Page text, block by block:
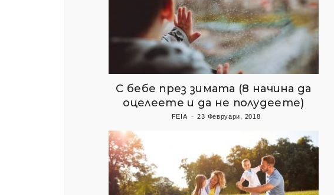
С бебе през зимата (8 начина да
оцелеете и да не полудеете)
FEIA 23 Февруари, 2018